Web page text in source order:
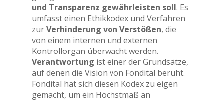
und Transparenz gewährleisten soll. Es
umfasst einen Ethikkodex und Verfahren
zurVerhinderung von Verstößen, die
von einem internen und externen
Kontrollorgan überwacht werden.
Verantwortung ist einer der Grundsätze,
auf denen die Vision von Fondital beruht.
Fondital hat sich diesen Kodex zu eigen
gemacht, um ein Höchstmaß an